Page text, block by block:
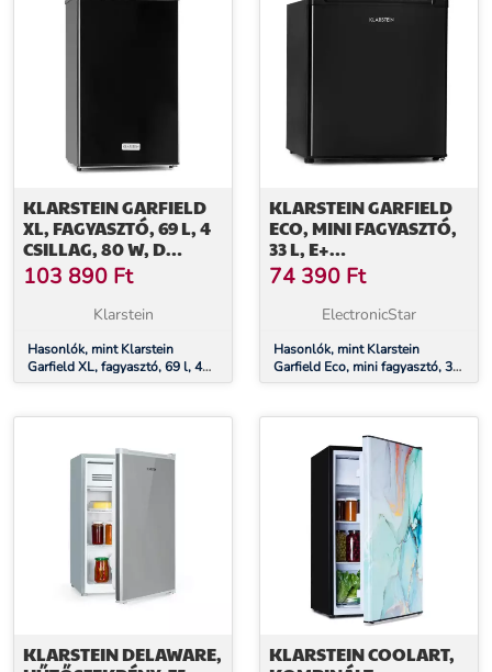
KLARSTEIN GARFIELD
XL, FAGYASZTÓ, 69 L, 4
CSILLAG, 80 W, D
ENERGIAHATÉKONYSÁGI
OSZTÁLY, FEHÉR
103 890 Ft
Klarstein
Hasonlók, mint Klarstein
Garfield XL, fagyasztó, 69 l, 4
csillag, 80 W, D
fehér
KLARSTEIN GARFIELD
ECO, MINI FAGYASZTÓ,
33 L, E+
ENERGIAHATÉKONYSÁGI
OSZTÁLY, 4 CSILLAG,
KOMPAKT
74 390 Ft
ElectronicStar
Hasonlók, mint Klarstein
Garfield Eco, mini fagyasztó, 33
l, E+ energiahatékonysági
KLARSTEIN DELAWARE,
KLARSTEIN COOLART,